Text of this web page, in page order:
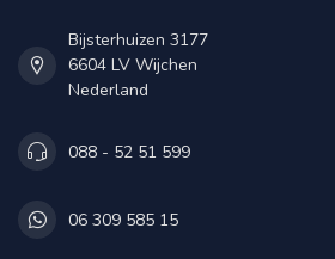
Bijsterhuizen 3177
6604 LV Wijchen
Nederland
088 - 52 51 599
06 309 585 15